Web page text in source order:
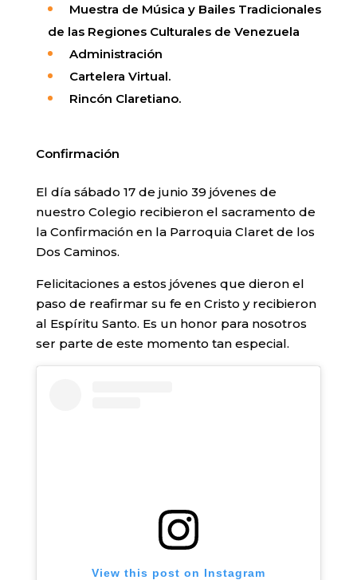
Muestra de Música y Bailes Tradicionales
de las Regiones Culturales de Venezuela
Administración
Cartelera Virtual.
Rincón Claretiano.
Confirmación
El día sábado 17 de junio 39 jóvenes de
nuestro Colegio recibieron el sacramento de
la Confirmación en la Parroquia Claret de los
Dos Caminos.
Felicitaciones a estos jóvenes que dieron el
paso de reafirmar su fe en Cristo y recibieron
al Espíritu Santo. Es un honor para nosotros
ser parte de este momento tan especial.
View this post on Instagram